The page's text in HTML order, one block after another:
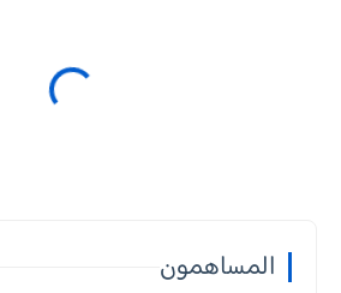
المساهمون